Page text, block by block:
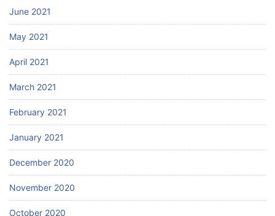
June 2021
May 2021
April 2021
March 2021
February 2021
January 2021
December 2020
November 2020
October 2020